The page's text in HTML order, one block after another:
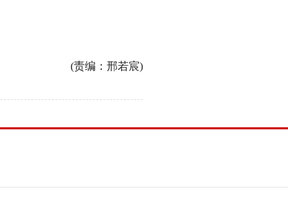
(责编：邢若宸)